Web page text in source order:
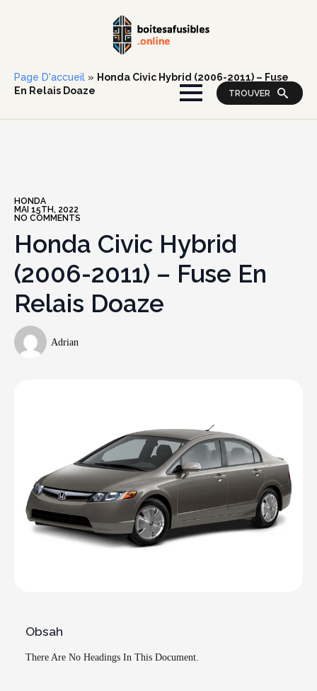
TROUVER
Page D'accueil » Honda Civic Hybrid (2006-2011) – Fuse
En Relais Doaze
HONDA
MAI 15TH, 2022
NO COMMENTS
Honda Civic Hybrid
(2006-2011) – Fuse En
Relais Doaze
Adrian
Obsah
There Are No Headings In This Document.